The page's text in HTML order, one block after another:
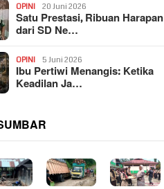
OPINI 20 Juni 2026
Satu Prestasi, Ribuan Harapan
dari SD Ne…
OPINI 5 Juni 2026
Ibu Pertiwi Menangis: Ketika
Keadilan Ja…